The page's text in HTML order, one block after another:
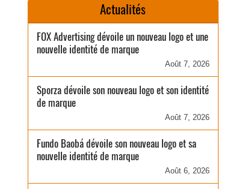
Actualités
FOX Advertising dévoile un nouveau logo et une
nouvelle identité de marque
Août 7, 2026
Sporza dévoile son nouveau logo et son identité
de marque
Août 7, 2026
Fundo Baobá dévoile son nouveau logo et sa
nouvelle identité de marque
Août 6, 2026